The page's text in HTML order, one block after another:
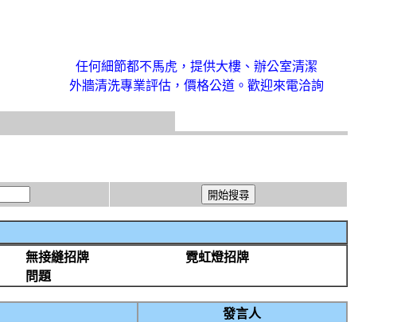
任何細節都不馬虎，提供大樓、辦公室清潔
外牆清洗專業評估，價格公道。歡迎來電洽詢
無接縫招牌
霓虹燈招牌
問題
發言人